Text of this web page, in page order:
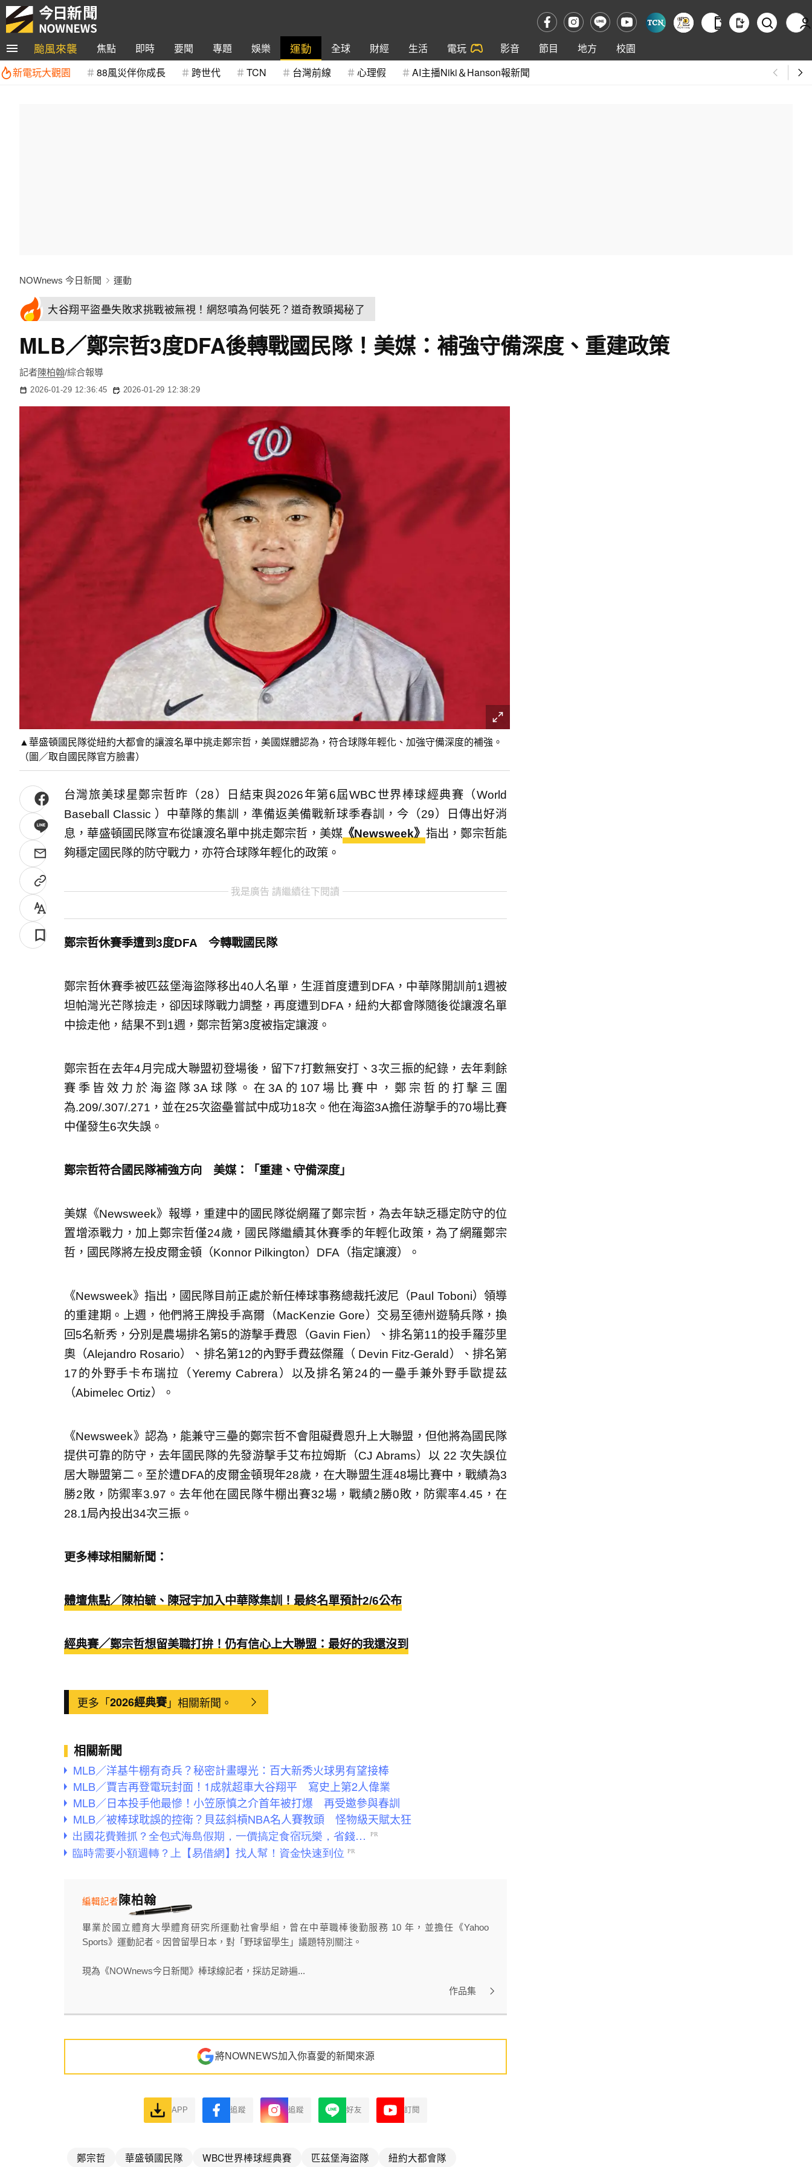
颱風來襲 焦點 即時 要聞 專題 娛樂 運動 全球 財經 生活 電玩 影音 節目 地方
校園
新電玩大觀園
88風災伴你成長 跨世代 TCN 台灣前線 心理假 AI主播Niki＆Hanson報新聞
NOWnews 今日新聞 運動
大谷翔平盜壘失敗求挑戰被無視！網怒噴為何裝死？道奇教頭揭秘了
MLB／鄭宗哲3度DFA後轉戰國民隊！美媒：補強守備深度、重建政策
記者陳柏翰/綜合報導
2026-01-29 12:36:45 2026-01-29 12:38:29
▲華盛頓國民隊從紐約大都會的讓渡名單中挑走鄭宗哲，美國媒體認為，符合球隊年輕化、加強守備深度的補強。
（圖／取自國民隊官方臉書）
台灣旅美球星鄭宗哲昨（28）日結束與2026年第6屆WBC世界棒球經典賽（World
Baseball Classic ）中華隊的集訓，準備返美備戰新球季春訓，今（29）日傳出好消
息，華盛頓國民隊宣布從讓渡名單中挑走鄭宗哲，美媒 《Newsweek》 指出，鄭宗哲能
夠穩定國民隊的防守戰力，亦符合球隊年輕化的政策。
我是廣告 請繼續往下閱讀
鄭宗哲休賽季遭到3度DFA 今轉戰國民隊
鄭宗哲休賽季被匹茲堡海盜隊移出40人名單，生涯首度遭到DFA，中華隊開訓前1週被
坦帕灣光芒隊撿走，卻因球隊戰力調整，再度遭到DFA，紐約大都會隊隨後從讓渡名單
中撿走他，結果不到1週，鄭宗哲第3度被指定讓渡。
鄭宗哲在去年4月完成大聯盟初登場後，留下7打數無安打、3次三振的紀錄，去年剩餘
賽季皆效力於海盜隊3A球隊。在3A的107場比賽中，鄭宗哲的打擊三圍
為.209/.307/.271，並在25次盜壘嘗試中成功18次。他在海盜3A擔任游擊手的70場比賽
中僅發生6次失誤。
鄭宗哲符合國民隊補強方向 美媒：「重建、守備深度」
美媒《Newsweek》報導，重建中的國民隊從網羅了鄭宗哲，為去年缺乏穩定防守的位
置增添戰力，加上鄭宗哲僅24歲，國民隊繼續其休賽季的年輕化政策，為了網羅鄭宗
哲，國民隊將左投皮爾金頓（Konnor Pilkington）DFA（指定讓渡）。
《Newsweek》指出，國民隊目前正處於新任棒球事務總裁托波尼（Paul Toboni）領導
的重建期。上週，他們將王牌投手高爾（MacKenzie Gore）交易至德州遊騎兵隊，換
回5名新秀，分別是農場排名第5的游擊手費恩（Gavin Fien）、排名第11的投手羅莎里
奧（Alejandro Rosario）、排名第12的內野手費茲傑羅（ Devin Fitz-Gerald）、排名第
17的外野手卡布瑞拉（Yeremy Cabrera）以及排名第24的一壘手兼外野手歐提茲
（Abimelec Ortiz）。
《Newsweek》認為，能兼守三壘的鄭宗哲不會阻礙費恩升上大聯盟，但他將為國民隊
提供可靠的防守，去年國民隊的先發游擊手艾布拉姆斯（CJ Abrams）以 22 次失誤位
居大聯盟第二。至於遭DFA的皮爾金頓現年28歲，在大聯盟生涯48場比賽中，戰績為3
勝2敗，防禦率3.97。去年他在國民隊牛棚出賽32場，戰績2勝0敗，防禦率4.45，在
28.1局內投出34次三振。
更多棒球相關新聞：
體壇焦點／陳柏毓、陳冠宇加入中華隊集訓！最終名單預計2/6公布
經典賽／鄭宗哲想留美職打拚！仍有信心上大聯盟：最好的我還沒到
更多「2026經典賽」相關新聞。
相關新聞
MLB／洋基牛棚有奇兵？秘密計畫曝光：百大新秀火球男有望接棒
MLB／賈吉再登電玩封面！1成就超車大谷翔平 寫史上第2人偉業
MLB／日本投手他最慘！小笠原慎之介首年被打爆 再受邀參與春訓
MLB／被棒球耽誤的控衛？貝茲斜槓NBA名人賽教頭 怪物級天賦太狂
陳柏翰
編輯記者
畢業於國立體育大學體育研究所運動社會學組，曾在中華職棒後勤服務 10 年，並擔任《Yahoo
Sports》運動記者。因曾留學日本，對「野球留學生」議題特別關注。
現為《NOWnews今日新聞》棒球線記者，採訪足跡遍...
作品集
將NOWNEWS加入你喜愛的新聞來源
APP 追蹤 追蹤 好友 訂閱
鄭宗哲 華盛頓國民隊 WBC世界棒球經典賽 匹茲堡海盜隊 紐約大都會隊